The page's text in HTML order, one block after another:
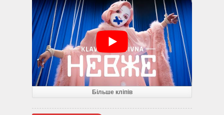
Більше кліпів